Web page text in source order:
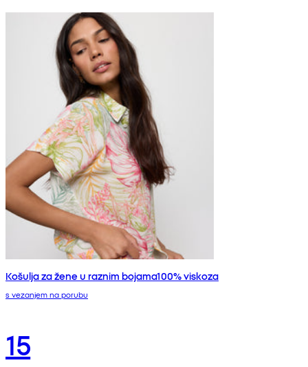
Košulja za žene u raznim bojama100% viskoza
s vezanjem na porubu
15